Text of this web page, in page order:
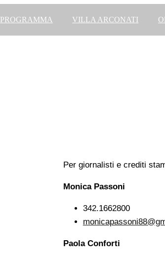
PROGRAMMA VILLA ARCONATI
Per giornalisti e crediti
Monica Passoni
342.1662800
Paola Conforti